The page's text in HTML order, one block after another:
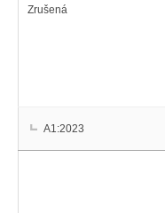
Zrušená
A1:2023